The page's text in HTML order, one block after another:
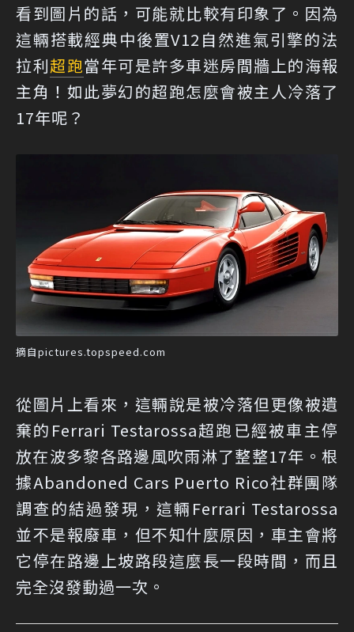
看到圖片的話，可能就比較有印象了。因為
這輛搭載經典中後置V12自然進氣引擎的法
拉利超跑當年可是許多車迷房間牆上的海報
主角！如此夢幻的超跑怎麼會被主人冷落了
17年呢？
摘自pictures.topspeed.com
從圖片上看來，這輛說是被冷落但更像被遺
棄的Ferrari Testarossa超跑已經被車主停
放在波多黎各路邊風吹雨淋了整整17年。根
據Abandoned Cars Puerto Rico社群團隊
調查的結過發現，這輛Ferrari Testarossa
並不是報廢車，但不知什麼原因，車主會將
它停在路邊上坡路段這麼長一段時間，而且
完全沒發動過一次。